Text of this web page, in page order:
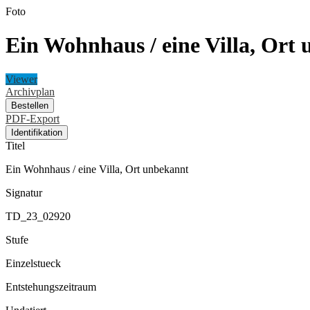
Foto
Ein Wohnhaus / eine Villa, Ort
Viewer
Archivplan
Bestellen
PDF-Export
Identifikation
Titel
Ein Wohnhaus / eine Villa, Ort unbekannt
Signatur
TD_23_02920
Stufe
Einzelstueck
Entstehungszeitraum